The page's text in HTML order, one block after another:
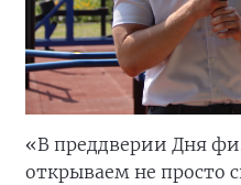
«В преддверии Дня
открываем не просто